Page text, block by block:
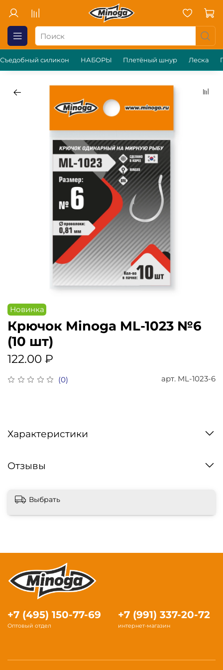
Съедобный силикон НАБОРЫ Плетёный шнур Леска
Новинка
(0) арт. ML-1023-6
Крючок Minoga ML-1023 №6
(10 шт)
122.00 ₽
Характеристики
Отзывы
Выбрать
+7 (495) 150-77-69
Оптовый отдел
+7 (991) 337-20-72
интернет-магазин